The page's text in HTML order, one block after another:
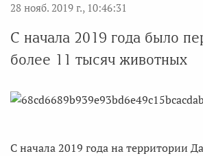
28 нояб. 2019 г., 10:46:31
С начала 2019 года было
более 11 тысяч животных
С начала 2019 года на территории